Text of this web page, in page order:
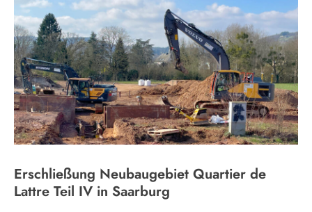
Erschließung Neubaugebiet Quartier de
Lattre Teil IV in Saarburg